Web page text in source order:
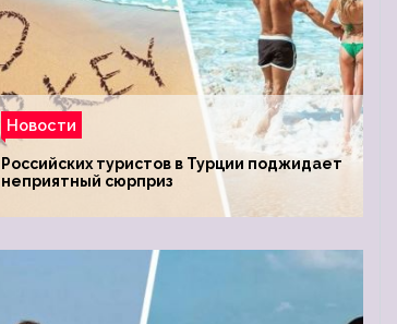
Новости
Российских туристов в Турции поджидает
неприятный сюрприз